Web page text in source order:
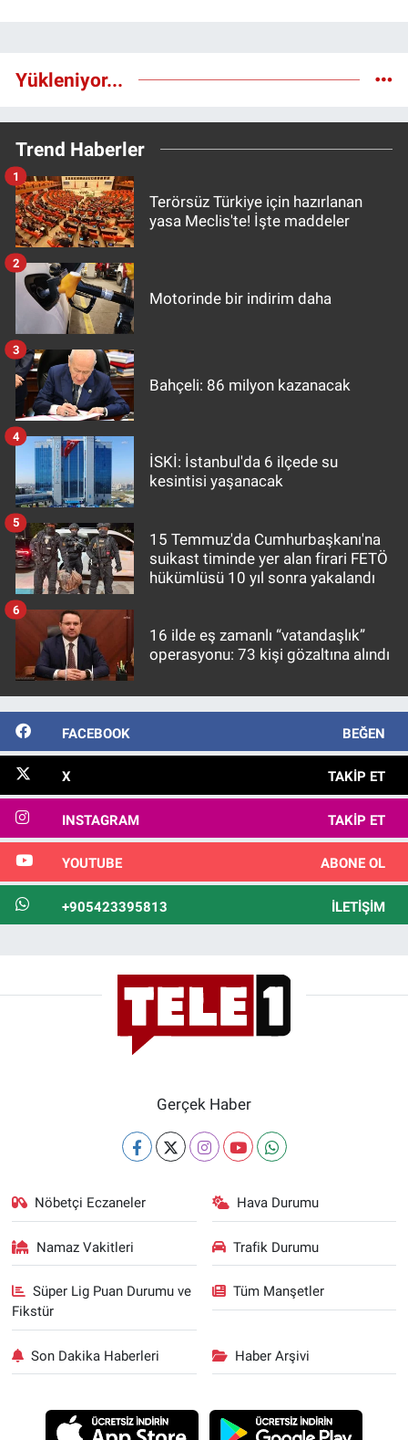
Yükleniyor...
Trend Haberler
Terörsüz Türkiye için hazırlanan
yasa Meclis'te! İşte maddeler
1
Motorinde bir indirim daha
2
Bahçeli: 86 milyon kazanacak
3
İSKİ: İstanbul'da 6 ilçede su
kesintisi yaşanacak
4
15 Temmuz'da Cumhurbaşkanı'na
suikast timinde yer alan firari FETÖ
hükümlüsü 10 yıl sonra yakalandı
5
16 ilde eş zamanlı “vatandaşlık”
operasyonu: 73 kişi gözaltına alındı
6
FACEBOOK BEĞEN
X TAKIP ET
INSTAGRAM TAKIP ET
YOUTUBE ABONE OL
+905423395813 İLETIŞIM
Gerçek Haber
Nöbetçi Eczaneler Hava Durumu
Namaz Vakitleri Trafik Durumu
Süper Lig Puan Durumu ve
Fikstür
Tüm Manşetler
Son Dakika Haberleri Haber Arşivi